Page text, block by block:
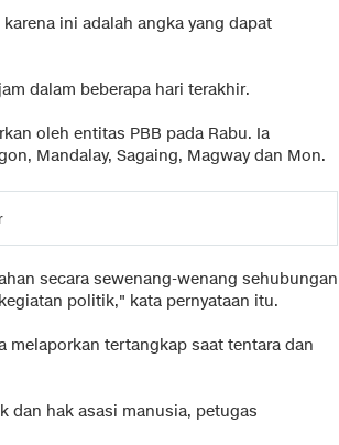
ini adalah angka yang dapat
dalam beberapa hari terakhir.
oleh entitas PBB pada Rabu. Ia
Mandalay, Sagaing, Magway dan Mon.
secara sewenang-wenang sehubungan
politik," kata pernyataan itu.
melaporkan tertangkap saat tentara dan
dan hak asasi manusia, petugas